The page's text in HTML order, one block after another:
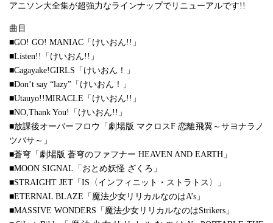
アニソン大全集が超強力なラインナップでリニューアルです!!
曲目
■GO! GO! MANIAC「けいおん!!」
■Listen!!「けいおん!!」
■Cagayake!GIRLS「けいおん！」
■Don’t say “lazy”「けいおん！」
■Utauyo!!MIRACLE「けいおん!!」
■NO,Thank You!「けいおん!!」
■放課後オーバーフロウ「劇場版 マクロスF 恋離飛翼～サヨナラノ
ツバサ～」
■蒼穹「劇場版 蒼穹のファフナー HEAVEN AND EARTH」
■MOON SIGNAL「おとめ妖怪 ざくろ」
■STRAIGHT JET「IS〈インフィニット・ストラトス〉」
■ETERNAL BLAZE「魔法少女リリカルなのはA’s」
■MASSIVE WONDERS「魔法少女リリカルなのはStrikers」